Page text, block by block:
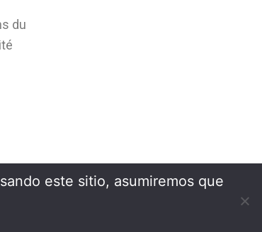
du
este sitio, asumiremos que